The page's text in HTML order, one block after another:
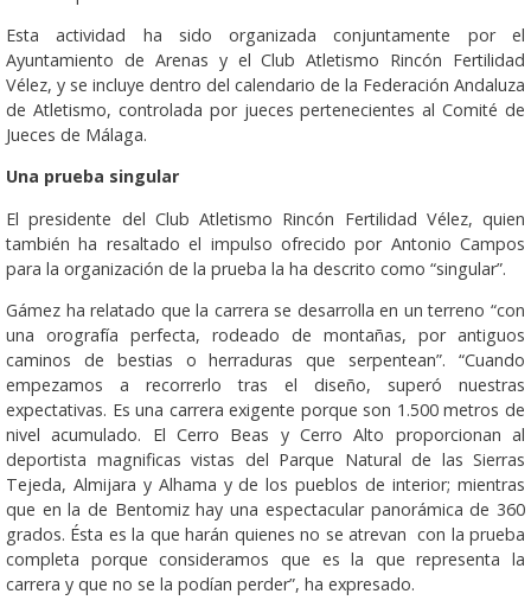
Esta actividad ha sido organizada conjuntamente por el
Ayuntamiento de Arenas y el Club Atletismo Rincón Fertilidad
Vélez, y se incluye dentro del calendario de la Federación Andaluza
de Atletismo, controlada por jueces pertenecientes al Comité de
Jueces de Málaga.
Una prueba singular
El presidente del Club Atletismo Rincón Fertilidad Vélez, quien
también ha resaltado el impulso ofrecido por Antonio Campos
para la organización de la prueba la ha descrito como “singular”.
Gámez ha relatado que la carrera se desarrolla en un terreno “con
una orografía perfecta, rodeado de montañas, por antiguos
caminos de bestias o herraduras que serpentean”. “Cuando
empezamos a recorrerlo tras el diseño, superó nuestras
expectativas. Es una carrera exigente porque son 1.500 metros de
nivel acumulado. El Cerro Beas y Cerro Alto proporcionan al
deportista magnificas vistas del Parque Natural de las Sierras
Tejeda, Almijara y Alhama y de los pueblos de interior; mientras
que en la de Bentomiz hay una espectacular panorámica de 360
grados. Ésta es la que harán quienes no se atrevan con la prueba
completa porque consideramos que es la que representa la
carrera y que no se la podían perder”, ha expresado.